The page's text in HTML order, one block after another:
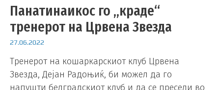
Панатинаикос го „краде“
тренерот на Црвена Звезда
27.06.2022
Тренерот на кошаркарскиот клуб Црвена
Звезда, Дејан Радоњиќ, би можел да го
напушти белградскиот клуб и да се пресели во